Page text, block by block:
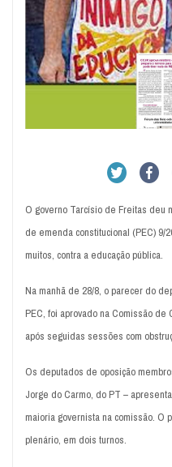
O governo Tarcísio de Freitas deu
de emenda constitucional (PEC) 9/
muitos, contra a educação pública.
Na manhã de 28/8, o parecer do
PEC, foi aprovado na Comissão de
após seguidas sessões com
Os deputados de oposição
Jorge do Carmo, do PT –
maioria governista na comissão. O
plenário, em dois turnos.